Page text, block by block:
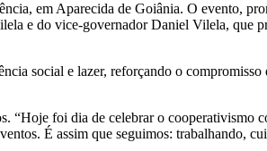
em Aparecida de Goiânia. O evento,
e do vice-governador Daniel Vilela, que
social e lazer, reforçando o
“Hoje foi dia de celebrar o cooperativismo
É assim que seguimos: trabalhando,